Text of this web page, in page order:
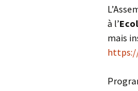
à l’
mais